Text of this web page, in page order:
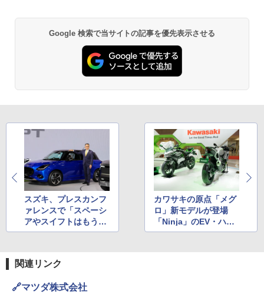
Google 検索で当サイトの記事を優先表示させる
スズキ、プレスカンフ
ァレンスで「スペーシ
アやスイフトはもう少
しでお届けできると思
カワサキの原点「メグ
ロ」新モデルが登場
「Ninja」のEV・ハイ
ブリッド二輪は日本初
関連リンク
🔗マツダ株式会社